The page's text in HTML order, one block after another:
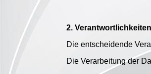
2. Verantwortlichkeiten
Die entscheidende
Die Verarbeitung der